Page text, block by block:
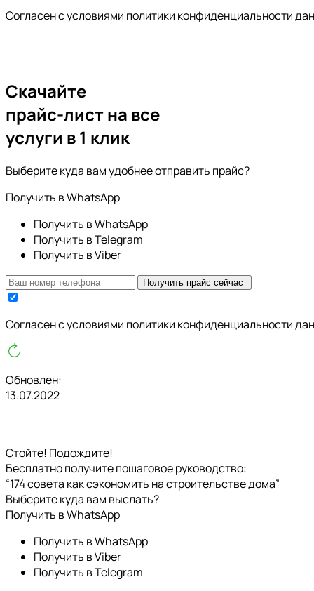
Cогласен с условиями политики конфиденциальности
Скачайте
прайс-листна все
услуги в 1 клик
Выберите куда вам удобнее отправить прайс?
Получить в WhatsApp
Получить в WhatsApp
Получить в Telegram
Получить в Viber
Получить прайс сейчас
Cогласен с условиями политики конфиденциальности
Обновлен:
13.07.2022
Стойте! Подождите!
Бесплатно получите пошаговое руководство:
“174 совета как сэкономить на строительстве дома”
Выберите куда вам выслать?
Получить в WhatsApp
Получить в WhatsApp
Получить в Viber
Получить в Telegram